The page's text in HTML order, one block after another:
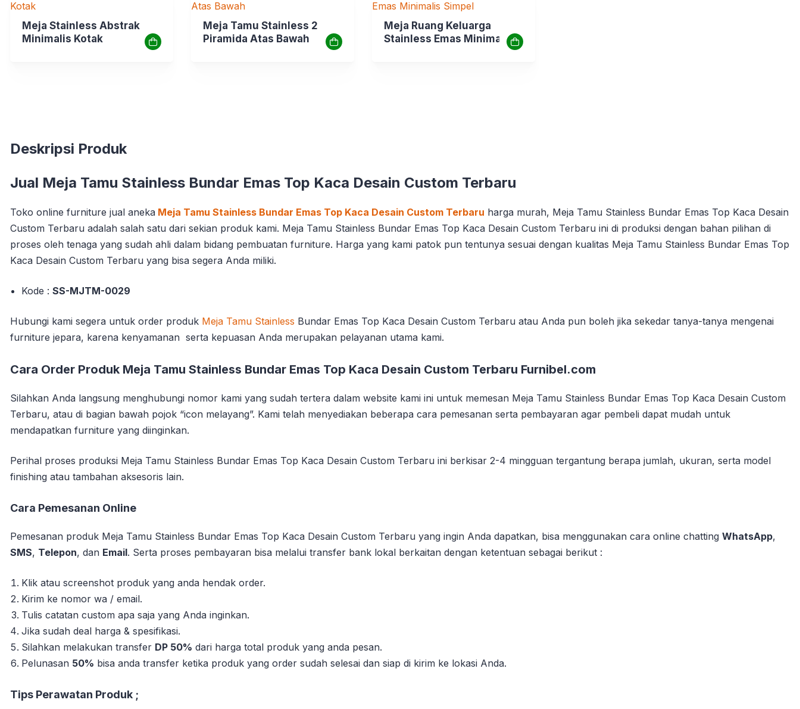
Meja Stainless Abstrak
Minimalis Kotak
Meja Tamu Stainless 2
Piramida Atas Bawah
Meja Ruang Keluarga
Stainless Emas Minimalis
Deskripsi Produk
Jual Meja Tamu Stainless Bundar Emas Top Kaca Desain Custom Terbaru
Toko online furniture jual aneka Meja Tamu Stainless Bundar Emas Top Kaca Desain Custom Terbaru harga murah, Meja Tamu Stainless Bundar Emas Top Kaca Desain
Custom Terbaru adalah salah satu dari sekian produk kami. Meja Tamu Stainless Bundar Emas Top Kaca Desain Custom Terbaru ini di produksi dengan bahan pilihan di
proses oleh tenaga yang sudah ahli dalam bidang pembuatan furniture. Harga yang kami patok pun tentunya sesuai dengan kualitas Meja Tamu Stainless Bundar Emas Top
Kaca Desain Custom Terbaru yang bisa segera Anda miliki.
Kode :SS-MJTM-0029
Hubungi kami segera untuk order produk Meja Tamu Stainless Bundar Emas Top Kaca Desain Custom Terbaru atau Anda pun boleh jika sekedar tanya-tanya mengenai
furniture jepara, karena kenyamanan serta kepuasan Anda merupakan pelayanan utama kami.
Cara Order Produk Meja Tamu Stainless Bundar Emas Top Kaca Desain Custom Terbaru Furnibel.com
Silahkan Anda langsung menghubungi nomor kami yang sudah tertera dalam website kami ini untuk memesan Meja Tamu Stainless Bundar Emas Top Kaca Desain Custom
Terbaru, atau di bagian bawah pojok “icon melayang”. Kami telah menyediakan beberapa cara pemesanan serta pembayaran agar pembeli dapat mudah untuk
mendapatkan furniture yang diinginkan.
Perihal proses produksi Meja Tamu Stainless Bundar Emas Top Kaca Desain Custom Terbaru ini berkisar 2-4 mingguan tergantung berapa jumlah, ukuran, serta model
finishing atau tambahan aksesoris lain.
Cara Pemesanan Online
Pemesanan produk Meja Tamu Stainless Bundar Emas Top Kaca Desain Custom Terbaru yang ingin Anda dapatkan, bisa menggunakan cara online chatting WhatsApp,
SMS, Telepon, dan Email. Serta proses pembayaran bisa melalui transfer bank lokal berkaitan dengan ketentuan sebagai berikut :
Klik atau screenshot produk yang anda hendak order.
Kirim ke nomor wa / email.
Tulis catatan custom apa saja yang Anda inginkan.
Jika sudah deal harga & spesifikasi.
Silahkan melakukan transfer DP 50% dari harga total produk yang anda pesan.
Pelunasan 50% bisa anda transfer ketika produk yang order sudah selesai dan siap di kirim ke lokasi Anda.
Tips Perawatan Produk ;